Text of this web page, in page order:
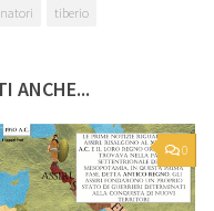
tiberio
ANCHE...
0